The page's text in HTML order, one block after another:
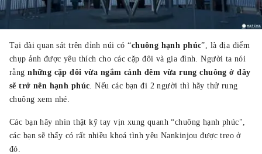
Tại đài quan sát trên đỉnh núi có “chuông hạnh phúc”, là địa điểm
chụp ảnh được yêu thích cho các cặp đôi và gia đình. Người ta nói
rằngnhững cặp đôi vừa ngắm cảnh đêm vừa rung chuông ở đây
sẽ trở nên hạnh phúc . Nếu các bạn đi 2 người thì hãy thử rung
chuông xem nhé.
Các bạn hãy nhìn thật kỹ tay vịn xung quanh “chuông hạnh phúc",
các bạn sẽ thấy có rất nhiều khoá tình yêu Nankinjou được treo ở
đó.